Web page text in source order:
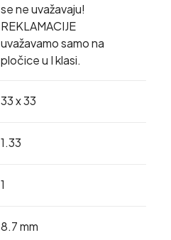
se ne uvažavaju!
REKLAMACIJE
uvažavamo samo na
pločice u I klasi.
33 x 33
1.33
1
8.7 mm